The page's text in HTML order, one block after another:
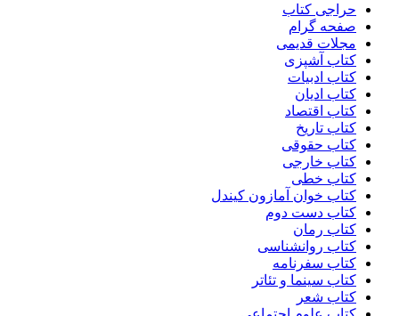
حراجی کتاب
صفحه گرام
مجلات قدیمی
کتاب آشپزی
کتاب ادبیات
کتاب ادیان
کتاب اقتصاد
کتاب تاریخ
کتاب حقوقی
کتاب خارجی
کتاب خطی
کتاب خوان آمازون کیندل
کتاب دست دوم
کتاب رمان
کتاب روانشناسی
کتاب سفرنامه
کتاب سینما و تئاتر
کتاب شعر